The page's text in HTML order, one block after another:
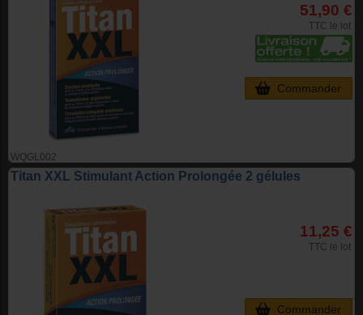
WQGL002
51,90 €
TTC le lot
Commander
Titan XXL Stimulant Action Prolongée 2 gélules
11,25 €
TTC le lot
Commander